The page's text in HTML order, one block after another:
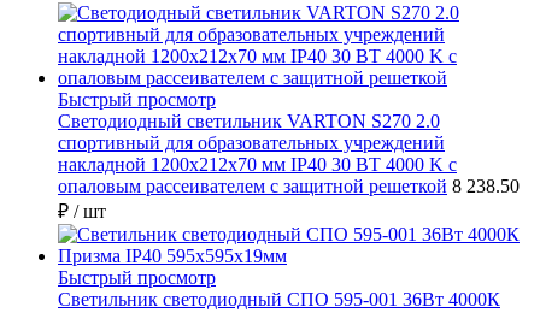
Быстрый просмотр
Светодиодный светильник VARTON S270 2.0
спортивный для образовательных учреждений
накладной 1200х212х70 мм IP40 30 ВТ 4000 K с
опаловым рассеивателем с защитной решеткой 8 238.50
₽ / шт
Быстрый просмотр
Светильник светодиодный СПО 595-001 36Вт 4000К